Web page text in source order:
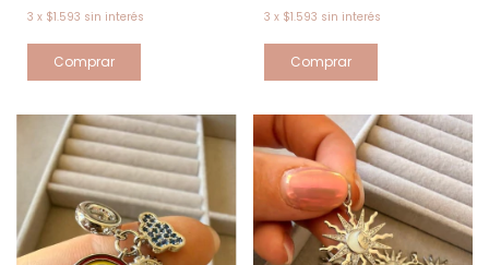
3 x $1.593 sin interés
3 x $1.593 sin interés